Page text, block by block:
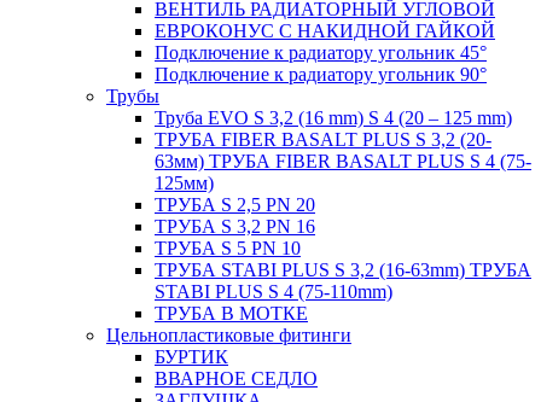
ВЕНТИЛЬ РАДИАТОРНЫЙ УГЛОВОЙ
ЕВРОКОНУС С НАКИДНОЙ ГАЙКОЙ
Подключение к радиатору угольник 45°
Подключение к радиатору угольник 90°
Трубы
Труба EVO S 3,2 (16 mm) S 4 (20 – 125 mm)
ТРУБА FIBER BASALT PLUS S 3,2 (20-
63мм) ТРУБА FIBER BASALT PLUS S 4 (75-
125мм)
ТРУБА S 2,5 PN 20
ТРУБА S 3,2 PN 16
ТРУБА S 5 PN 10
ТРУБА STABI PLUS S 3,2 (16-63mm) ТРУБА
STABI PLUS S 4 (75-110mm)
ТРУБА В МОТКЕ
Цельнопластиковые фитинги
БУРТИК
ВВАРНОЕ СЕДЛО